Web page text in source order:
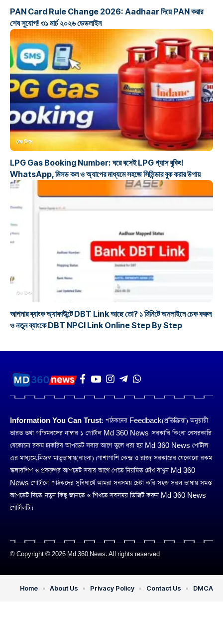
PAN Card Rule Change 2026: Aadhaar দিয়ে PAN করার
শেষ সুযোগ! ৩১ মার্চ ২০২৬ ডেডলাইন
টেক টিপস
LPG Gas Booking Number: ঘরে বসেই LPG গ্যাস বুকিং!
WhatsApp, মিসড কল ও অ্যাপের মাধ্যমে সহজে সিলিন্ডার বুক করার উপায়
টেক টিপস
আপনার ব্যাংক অ্যাকাউন্টে DBT Link আছে তো? ১ মিনিটে অনলাইনে চেক করুন
ও নতুন ব্যাংকে DBT NPCI Link Online Step By Step
Information You Can Trust: পাঠকদের Feedback(প্রতিক্রিয়া) অনুয়ায়ী
ভারত তথা পশ্চিমবঙ্গের নাম্বার ১ পোর্টাল Md 360 News। সরকারি কিংবা বেসরকারি
যেকোনো রকম চাকরির আপডেট সবার আগে তুলে ধরা হয় Md 360 News পোর্টাল
এর মাধ্যমে,নিজস্ব মাতৃভাষায়(বাংলা)। পাশাপাশি কেন্দ্র ও রাজ্য সরকারের যেকোনো রকম
স্কলারশিপ ও প্রকল্পের আপডেট সবার আগে পেতে নিয়মিত চোঁখ রাখুন Md 360
News পোর্টালে। পাঠকদের সুবিধার্থে আমরা সবসময় চেষ্টা করি সহজ সরল ভাষায় সমস্ত
আপডেট দিতে। নতুন কিছু জানতে ও শিখতে সবসময় ভিজিট করুন Md 360 News
পোর্টালটি।
© Copyright © 2026 Md 360 News. All rights reserved
Home About Us Privacy Policy Contact Us DMCA